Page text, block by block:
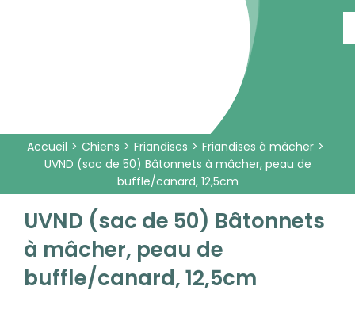
Accueil Chiens Friandises
Friandises à mâcher
UVND (sac de 50) Bâtonnets à mâcher, peau de
buffle/canard, 12,5cm
UVND (sac de 50) Bâtonnets
à mâcher, peau de
buffle/canard, 12,5cm